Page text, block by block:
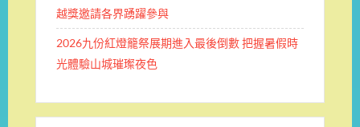
越獎邀請各界踴躍參與
2026九份紅燈籠祭展期進入最後倒數 把握暑假時
光體驗山城璀璨夜色